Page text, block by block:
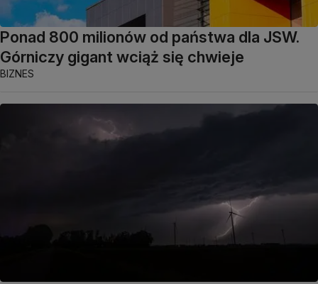
Ponad 800 milionów od państwa dla JSW.
Górniczy gigant wciąż się chwieje
BIZNES